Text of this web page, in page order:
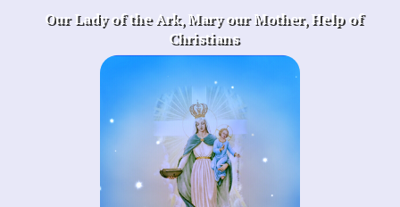
Our Lady of the Ark, Mary our Mother, Help of
Christians